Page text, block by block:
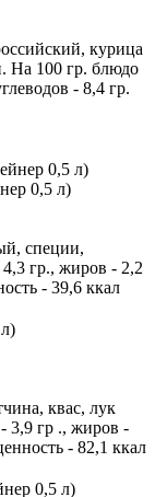
курица
На 100 гр. блюдо
- 8,4 гр.
0,5 л)
специи,
гр., жиров - 2,2
- 39,6 ккал
квас, лук
3,9 гр ., жиров -
- 82,1 ккал